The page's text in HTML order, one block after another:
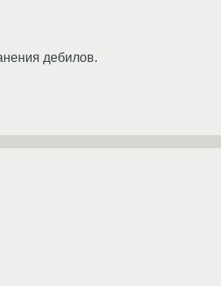
дебилов.